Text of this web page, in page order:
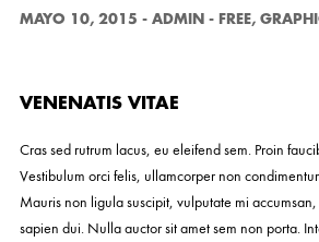
MAYO 10, 2015 - ADMIN - FREE,
VENENATIS VITAE
Cras sed rutrum lacus, eu eleifend sem. Proin
Vestibulum orci felis, ullamcorper non
Mauris non ligula suscipit, vulputate mi
sapien dui. Nulla auctor sit amet sem non porta.